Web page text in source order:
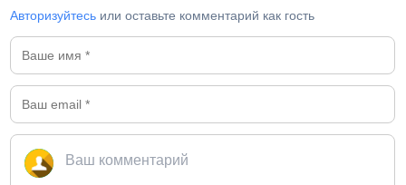
Авторизуйтесь или оставьте комментарий как гость